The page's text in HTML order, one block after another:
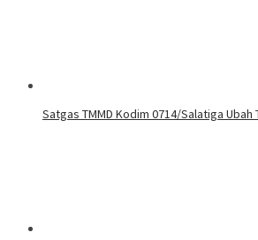
Satgas TMMD Kodim 0714/Salatiga Ubah